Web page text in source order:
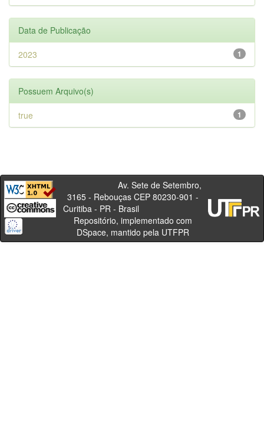
Data de Publicação
1
2023
Possuem Arquivo(s)
1
true
Av. Sete de Setembro,
3165 - Rebouças CEP 80230-901 -
Curitiba - PR - Brasil
Repositório, implementado com
DSpace, mantido pela UTFPR